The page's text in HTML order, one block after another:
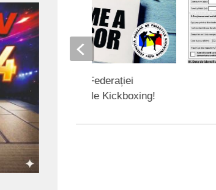
Devino Sponsor al Federației
Române de Freestyle Kickboxing!